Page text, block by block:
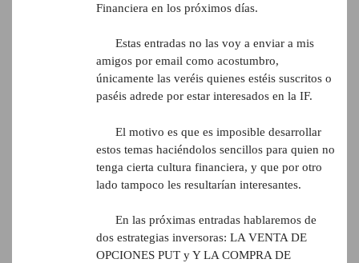
Financiera en los próximos días.
Estas entradas no las voy a enviar a mis
amigos por email como acostumbro,
únicamente las veréis quienes estéis suscritos o
paséis adrede por estar interesados en la IF.
El motivo es que es imposible desarrollar
estos temas haciéndolos sencillos para quien no
tenga cierta cultura financiera, y que por otro
lado tampoco les resultarían interesantes.
En las próximas entradas hablaremos de
dos estrategias inversoras: LA VENTA DE
OPCIONES PUT y Y LA COMPRA DE